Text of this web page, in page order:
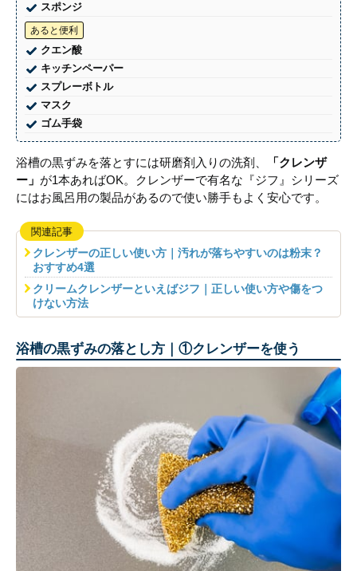
スポンジ
あると便利
クエン酸
キッチンペーパー
スプレーボトル
マスク
ゴム手袋
浴槽の黒ずみを落とすには研磨剤入りの洗剤、
「クレンザ
ー」 が1本あればOK。クレンザーで有名な『ジフ』シリーズ
にはお風呂用の製品があるので使い勝手もよく安心です。
関連記事
クレンザーの正しい使い方｜汚れが落ちやすいのは粉末？
おすすめ4選
クリームクレンザーといえばジフ｜正しい使い方や傷をつ
けない方法
浴槽の黒ずみの落とし方｜①クレンザーを使う